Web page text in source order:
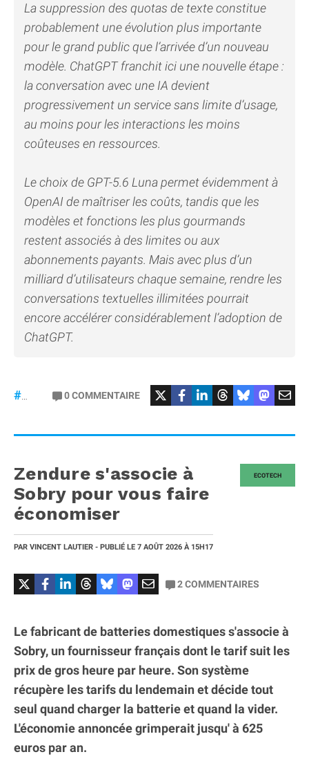
La suppression des quotas de texte constitue
probablement une évolution plus importante
pour le grand public que l’arrivée d’un nouveau
modèle. ChatGPT franchit ici une nouvelle étape :
la conversation avec une IA devient
progressivement un service sans limite d’usage,
au moins pour les interactions les moins
coûteuses en ressources.
Le choix de GPT-5.6 Luna permet évidemment à
OpenAI de maîtriser les coûts, tandis que les
modèles et fonctions les plus gourmands
restent associés à des limites ou aux
abonnements payants. Mais avec plus d’un
milliard d’utilisateurs chaque semaine, rendre les
conversations textuelles illimitées pourrait
encore accélérer considérablement l’adoption de
ChatGPT.
#ChatGPT 0COMMENTAIRE
ECOTECH
Zendure s'associe à
Sobry pour vous faire
économiser
PAR VINCENT LAUTIER - PUBLIÉ LE 7 AOÛT 2026 À 15H17
2COMMENTAIRES
Le fabricant de batteries domestiques s'associe à
Sobry, un fournisseur français dont le tarif suit les
prix de gros heure par heure. Son système
récupère les tarifs du lendemain et décide tout
seul quand charger la batterie et quand la vider.
L'économie annoncée grimperait jusqu' à 625
euros par an.